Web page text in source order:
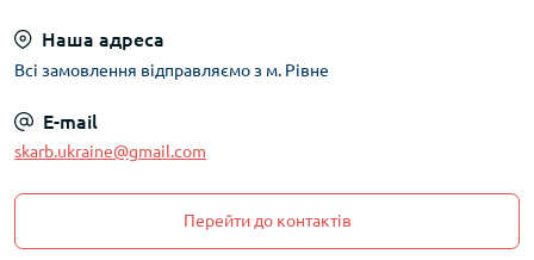
Наша адреса
Всі замовлення відправляємо з м. Рівне
E-mail
skarb.ukraine@gmail.com
Перейти до контактів